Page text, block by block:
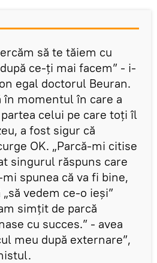
să te tăiem cu
ce-ți mai facem” - i-
egal doctorul Beuran.
momentul în care a
celui pe care toți îl
a fost sigur că
OK. „Parcă-mi citise
singurul răspuns care
spunea că va fi bine,
vedem ce-o ieși”
simțit de parcă
cu succes.” - avea
meu după externare”,